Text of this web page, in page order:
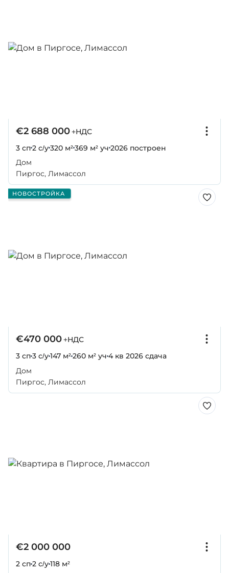
€2 688 000+НДС
3 сп2 с/у320 м²369 м² уч 2026 построен
Дом
Пиргос, Лимассол
НОВОСТРОЙКА
€470 000+НДС
3 сп3 с/у147 м²260 м² уч 4 кв 2026 сдача
Дом
Пиргос, Лимассол
€2 000 000
2 сп2 с/у118 м²